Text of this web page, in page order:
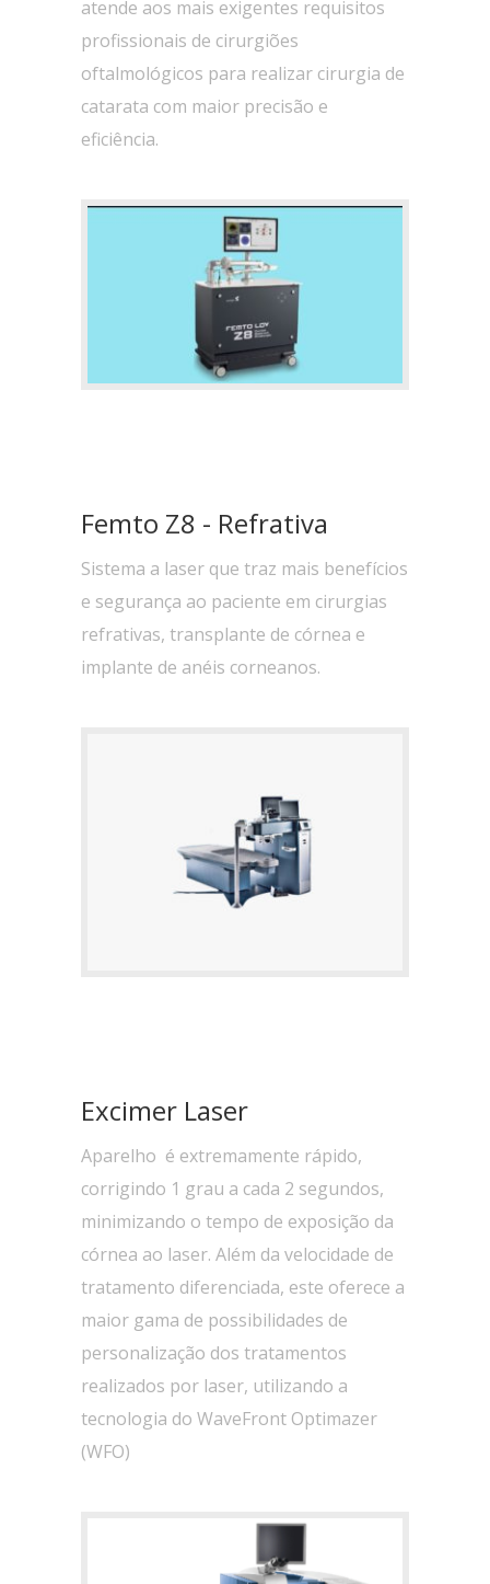
atende aos mais exigentes requisitos
profissionais de cirurgiões
oftalmológicos para realizar cirurgia de
catarata com maior precisão e
eficiência.
Femto Z8 - Refrativa
Sistema a laser que traz mais benefícios
e segurança ao paciente em cirurgias
refrativas, transplante de córnea e
implante de anéis corneanos.
Excimer Laser
Aparelho é extremamente rápido,
corrigindo 1 grau a cada 2 segundos,
minimizando o tempo de exposição da
córnea ao laser. Além da velocidade de
tratamento diferenciada, este oferece a
maior gama de possibilidades de
personalização dos tratamentos
realizados por laser, utilizando a
tecnologia do WaveFront Optimazer
(WFO)